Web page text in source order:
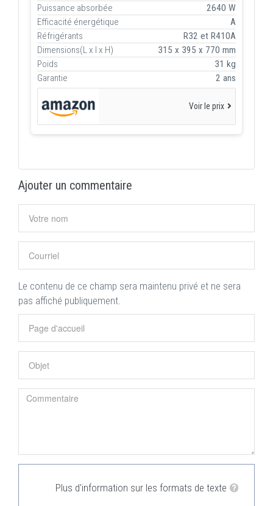
Puissance absorbée
2640 W
Efficacité énergétique
A
Réfrigérants
R32 et R410A
Dimensions(L x l x H)
315 x 395 x 770 mm
Poids
31 kg
Garantie
2 ans
Voir le prix
Ajouter un commentaire
Le contenu de ce champ sera maintenu privé et ne sera
pas affiché publiquement.
Plus d'information sur les formats de texte